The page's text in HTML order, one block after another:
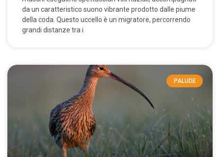
da un caratteristico suono vibrante prodotto dalle piume
della coda. Questo uccello è un migratore, percorrendo
grandi distanze tra i
PALUDE